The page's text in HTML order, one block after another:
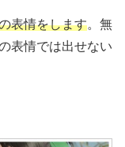
表情をします。無
表情では出せない